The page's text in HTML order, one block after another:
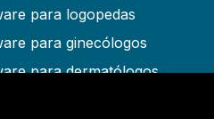
para logopedas
para ginecólogos
para dermatólogos